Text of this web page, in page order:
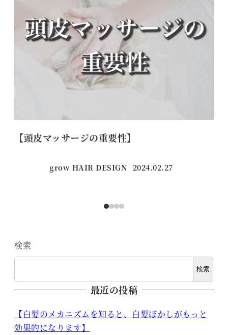
【頭皮マッサージの重要性】
grow HAIR DESIGN 投稿日
2024.02.27
検索
検索
最近の投稿
【白髪のメカニズムを知ると、白髪ぼかしがもっと
効果的になります】